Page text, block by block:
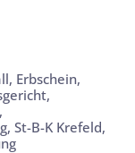
, Erbschein,
,
,
, St-B-K Krefeld,